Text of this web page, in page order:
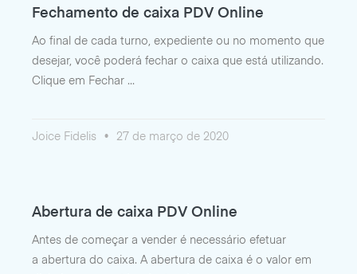
Fechamento de caixa PDV Online
Ao final de cada turno, expediente ou no momento que
desejar, você poderá fechar o caixa que está utilizando.
Clique em Fechar
Joice Fidelis 27 de março de 2020
Abertura de caixa PDV Online
Antes de começar a vender é necessário efetuar
a abertura do caixa. A abertura de caixa é o valor em